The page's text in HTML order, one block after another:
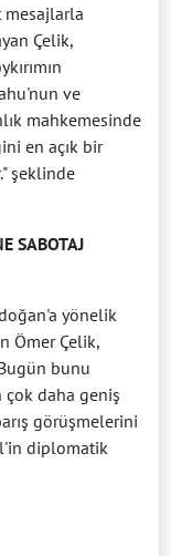
mesajlarla
Çelik,
ve
mahkemesinde
en açık bir
şeklinde
SABOTAJ
yönelik
Ömer Çelik,
bunu
çok daha geniş
görüşmelerini
diplomatik